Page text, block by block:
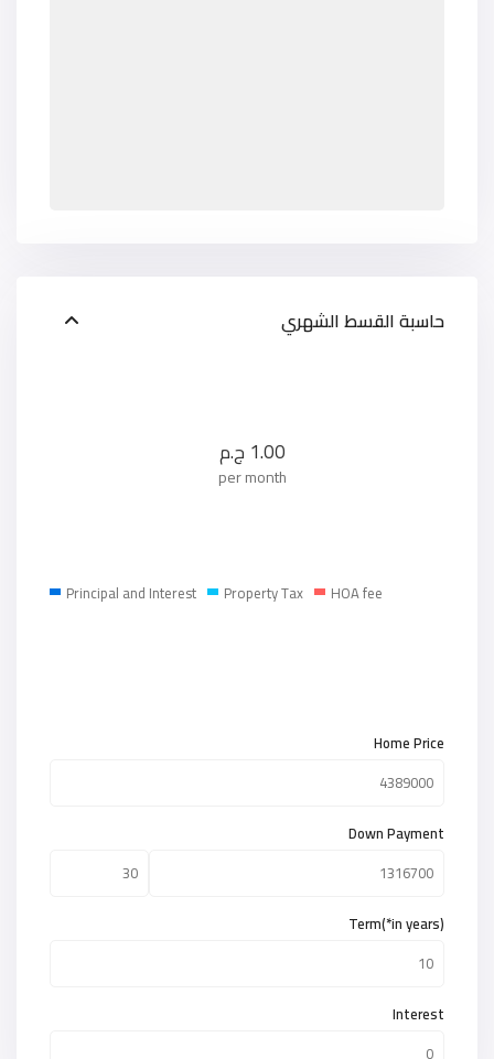
حاسبة القسط الشهري
1.00 ج.م
per month
Principal and Interest Property Tax HOA fee
Home Price
Down Payment
Term(*in years)
Interest